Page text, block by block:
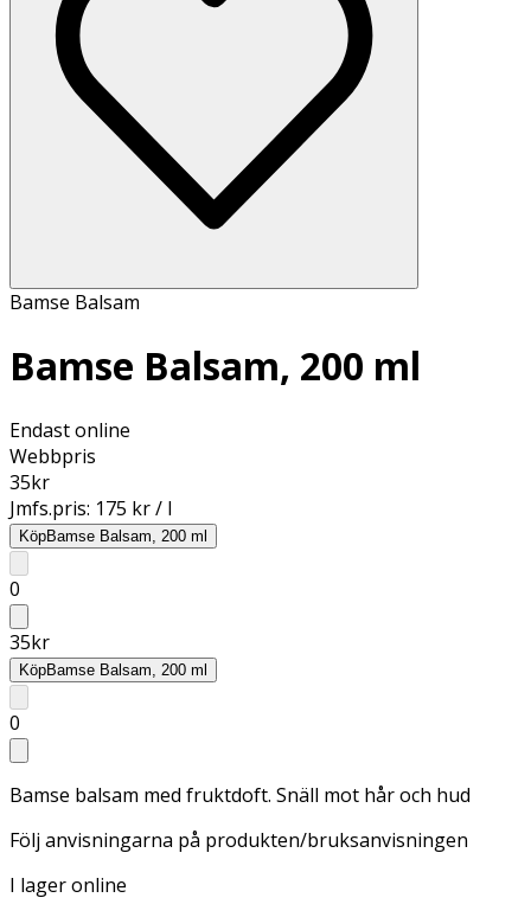
Bamse Balsam
Bamse Balsam, 200 ml
Endast online
Webbpris
35kr
Jmfs.pris: 175 kr / l
KöpBamse Balsam, 200 ml
0
35kr
KöpBamse Balsam, 200 ml
0
Bamse balsam med fruktdoft. Snäll mot hår och hud
Följ anvisningarna på produkten/bruksanvisningen
I lager online